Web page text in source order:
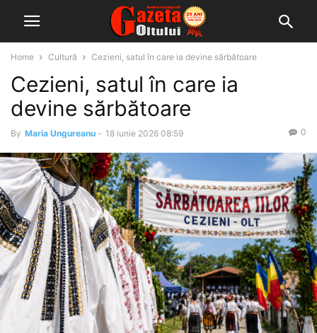
Home Cultură Cezieni, satul în care ia devine sărbătoare
Cezieni, satul în care ia
devine sărbătoare
By Maria Ungureanu - 18 iunie 2026 08:59 0